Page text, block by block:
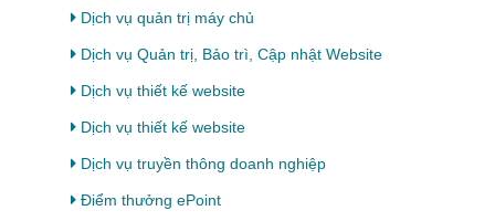
Dịch vụ quản trị máy chủ
Dịch vụ Quản trị, Bảo trì, Cập nhật Website
Dịch vụ thiết kế website
Dịch vụ thiết kế website
Dịch vụ truyền thông doanh nghiệp
Điểm thưởng ePoint